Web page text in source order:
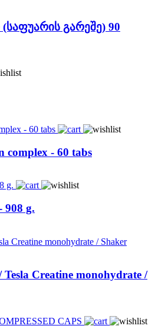
გარეშე) 90
- 60 tabs
908 g.
Creatine monohydrate /